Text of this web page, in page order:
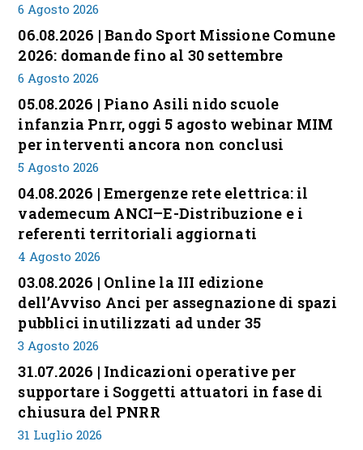
6 Agosto 2026
06.08.2026 | Bando Sport Missione Comune
2026: domande fino al 30 settembre
6 Agosto 2026
05.08.2026 | Piano Asili nido scuole
infanzia Pnrr, oggi 5 agosto webinar MIM
per interventi ancora non conclusi
5 Agosto 2026
04.08.2026 | Emergenze rete elettrica: il
vademecum ANCI–E-Distribuzione e i
referenti territoriali aggiornati
4 Agosto 2026
03.08.2026 | Online la III edizione
dell’Avviso Anci per assegnazione di spazi
pubblici inutilizzati ad under 35
3 Agosto 2026
31.07.2026 | Indicazioni operative per
supportare i Soggetti attuatori in fase di
chiusura del PNRR
31 Luglio 2026